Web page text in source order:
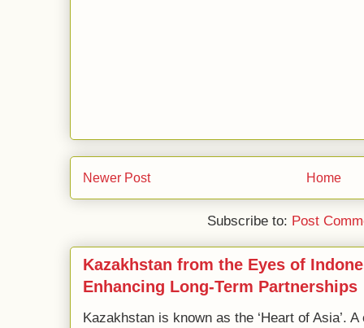
Newer Post Home
Subscribe to: Post
Kazakhstan from the Eyes of
Enhancing Long-Term Partnerships
Kazakhstan is known as the ‘Heart of Asia’.